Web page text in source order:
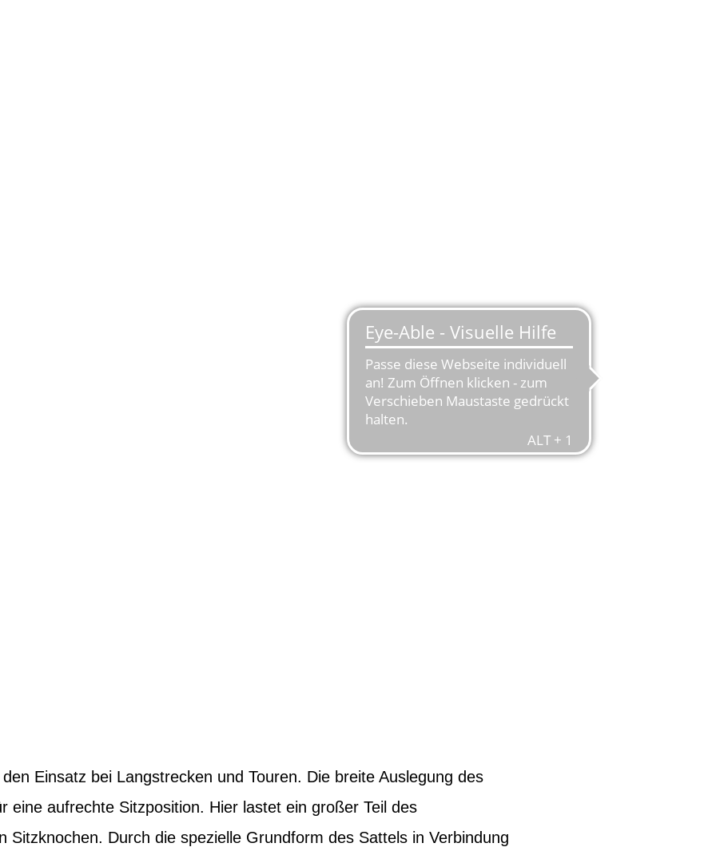
Einsatz bei Langstrecken und Touren. Die breite Auslegung des
eine aufrechte Sitzposition. Hier lastet ein großer Teil des
Sitzknochen. Durch die spezielle Grundform des Sattels in Verbindung